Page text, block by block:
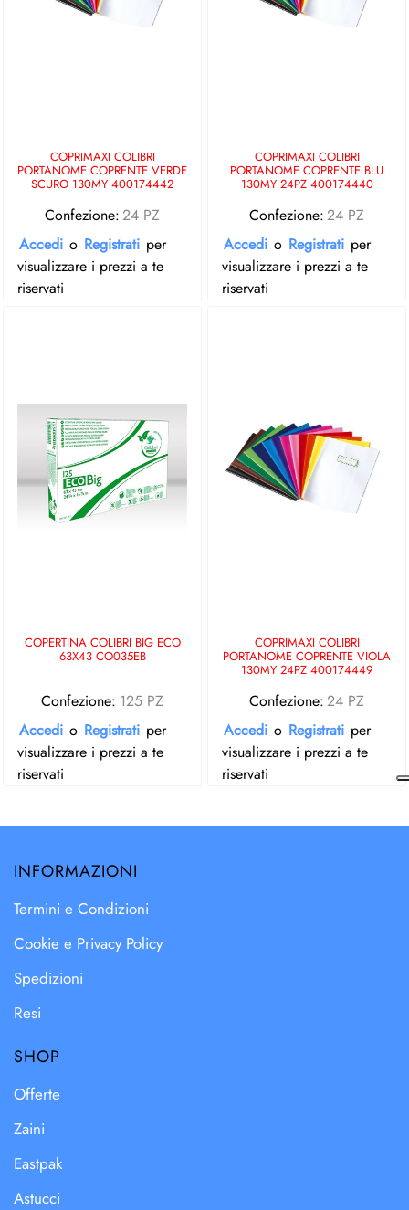
COPRIMAXI COLIBRI
PORTANOME COPRENTE VERDE
SCURO 130MY 400174442
Confezione:24 PZ
Accedi o Registrati per
visualizzare i prezzi a te
riservati
COPRIMAXI COLIBRI
PORTANOME COPRENTE BLU
130MY 24PZ 400174440
Confezione:24 PZ
Accedi o Registrati per
visualizzare i prezzi a te
riservati
COPERTINA COLIBRI BIG ECO
63X43 CO035EB
Confezione: 125 PZ
Accedi o Registrati per
visualizzare i prezzi a te
riservati
COPRIMAXI COLIBRI
PORTANOME COPRENTE VIOLA
130MY 24PZ 400174449
Confezione:24 PZ
Accedi o Registrati per
visualizzare i prezzi a te
riservati
INFORMAZIONI
Termini e Condizioni
Cookie e Privacy Policy
Spedizioni
Resi
SHOP
Offerte
Zaini
Eastpak
Astucci